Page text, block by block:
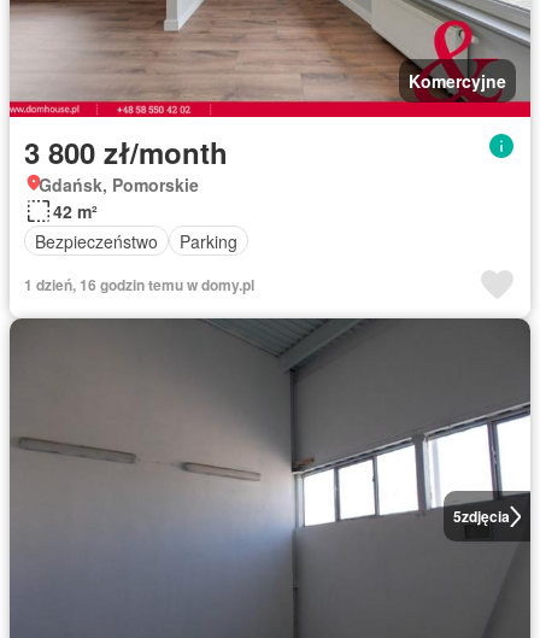
Komercyjne
3 800 zł/month
Gdańsk, Pomorskie
42 m²
Bezpieczeństwo
Parking
1 dzień, 16 godzin temu w domy.pl
5zdjęcia